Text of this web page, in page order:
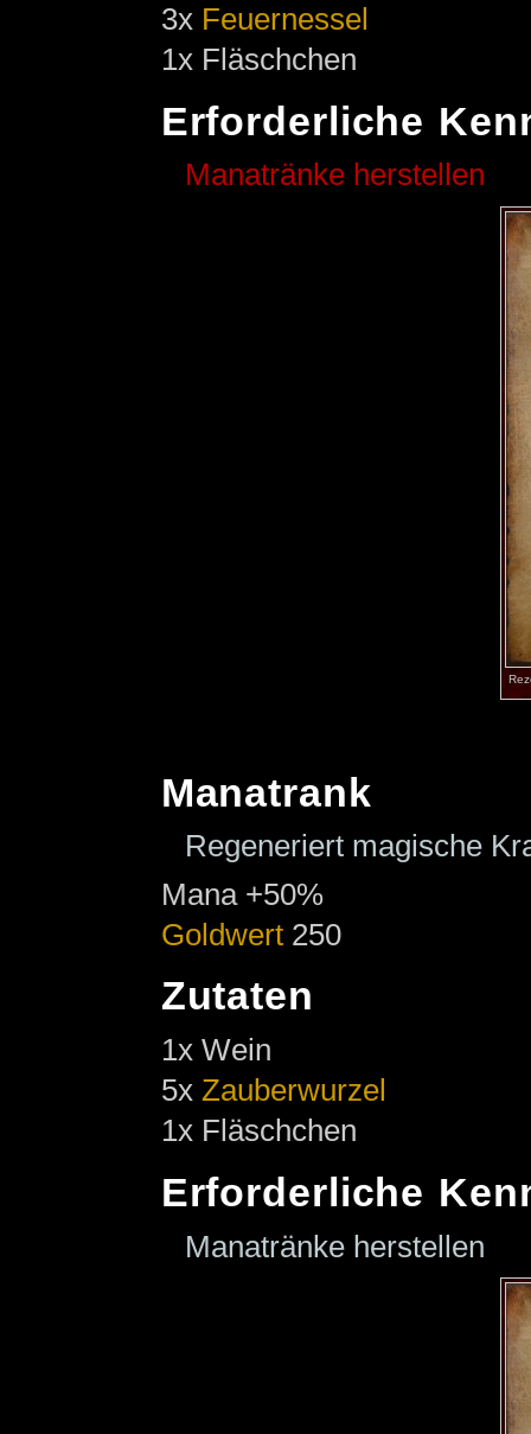
3x Feuernessel
1x Fläschchen
Erforderliche
Manatränke herstellen
Manatrank
Regeneriert magische
Mana +50%
Goldwert250
Zutaten
1x Wein
5x Zauberwurzel
1x Fläschchen
Erforderliche
Manatränke herstellen